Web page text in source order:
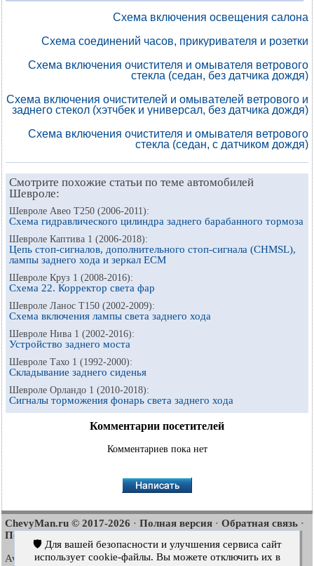
Схема включения освещения салона
Схема соединений часов, прикуривателя и розетки
Схема включения очистителя и омывателя ветрового
стекла (седан, без датчика дождя)
Схема включения очистителей и омывателей ветрового и
заднего стекол (хэтчбек и универсал, без датчика дождя)
Схема включения очистителя и омывателя ветрового
стекла (седан, с датчиком дождя)
Смотрите похожие статьи по теме автомобилей
Шевроле:
Шевроле Авео Т250 (2006-2011):
Схема гидравлического цилиндра заднего барабанного тормоза
Шевроле Каптива 1 (2006-2018):
Цепь стоп-сигналов, дополнительного стоп-сигнала (CHMSL),
лампы заднего хода и зеркал ECM
Шевроле Круз 1 (2008-2016):
Схема 22. Корректор света фар
Шевроле Ланос Т150 (2002-2009):
Схема включения лампы света заднего хода
Шевроле Нива 1 (2002-2016):
Устройство заднего моста
Шевроле Тахо 1 (1992-2000):
Складывание заднего сиденья
Шевроле Орландо 1 (2010-2018):
Сигналы торможения фонарь света заднего хода
Комментарии посетителей
Комментариев пока нет
ChevyMan.ru © 2017-2026 · Полная версия · Обратная связь ·
Поиск по сайту
Aveo 2003-2008·Aveo2006-2011·Aveo2012-2018·
🛡️ Для вашей безопасности и улучшения сервиса сайт
использует cookie-файлы. Вы можете отключить их в